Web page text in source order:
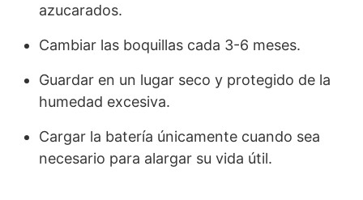
azucarados.
Cambiar las boquillas cada 3-6 meses.
Guardar en un lugar seco y protegido de la
humedad excesiva.
Cargar la batería únicamente cuando sea
necesario para alargar su vida útil.